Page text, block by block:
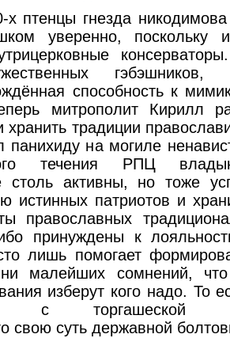
птенцы гнезда никодимова
уверенно, поскольку
гэбэшников,
способность к
митрополит Кирилл
хранить традиции
панихиду на могиле
течения РПЦ
столь активны, но тоже
истинных патриотов и
православных
принуждены к
лишь помогает
малейших сомнений,
изберут кого надо. То
с торгашеской
свою суть державной